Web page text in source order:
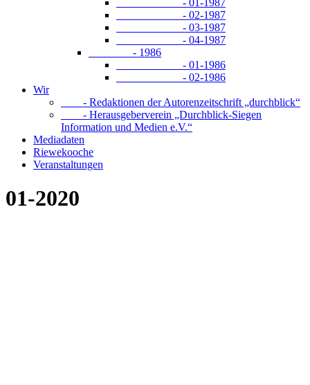
- 01-1987
- 02-1987
- 03-1987
- 04-1987
- 1986
- 01-1986
- 02-1986
Wir
- Redaktionen der Autorenzeitschrift „durchblick“
- Herausgeberverein „Durchblick-Siegen
Information und Medien e.V.“
Mediadaten
Riewekooche
Veranstaltungen
01-2020